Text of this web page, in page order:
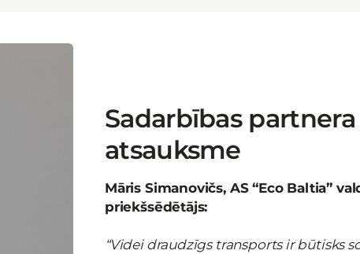
Sadarbības partnera
atsauksme
Māris Simanovičs, AS “Eco Baltia”
priekšsēdētājs:
“Videi draudzīgs transports ir būtisks